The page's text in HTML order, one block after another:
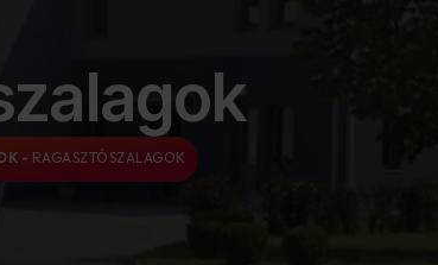
- RAGASZTÓSZALAGOK